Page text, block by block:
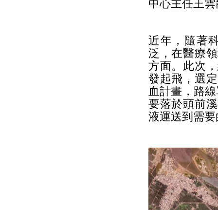
中心主任王
近年，隨著
泛，在醫療
方面。此次
發起飛，選
血計畫，路
要落於頭前
液運送到需